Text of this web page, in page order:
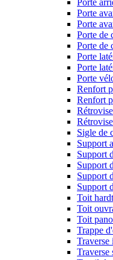
Porte
Porte
Porte
Porte de
Porte de
Porte
Porte
Porte
Renfort
Renfort
Sigle de
Support
Support
Support
Support
Support
Toit
Toit
Toit
Trappe
Traverse
Traverse